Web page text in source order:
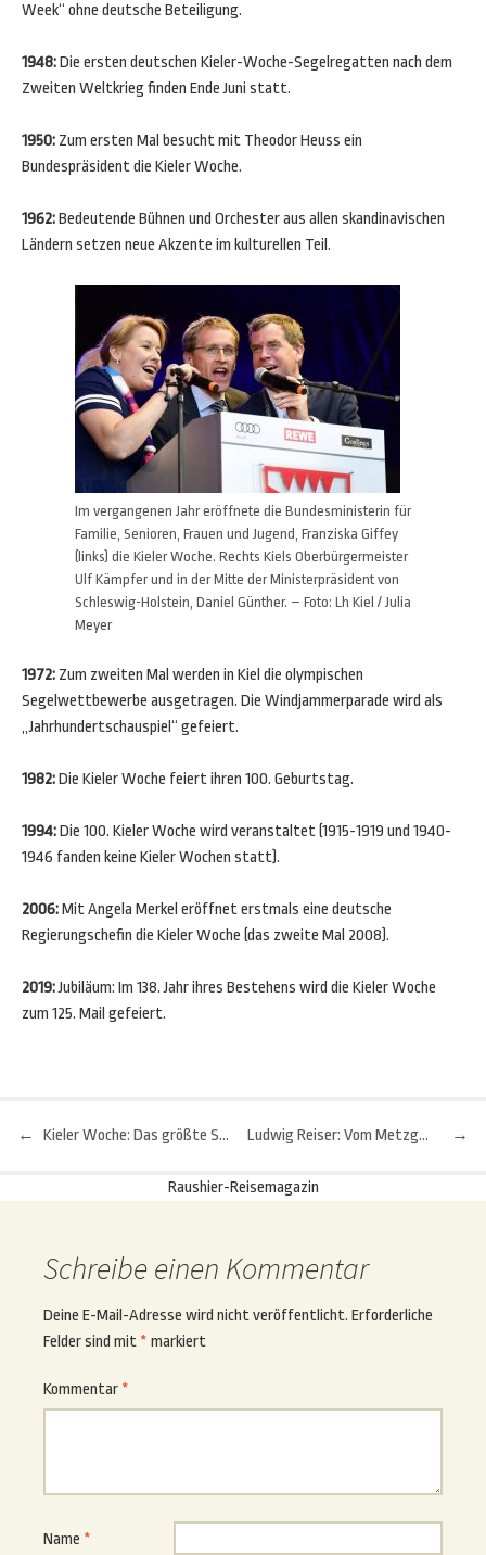
Week“ ohne deutsche Beteiligung.
1948:Die ersten deutschen Kieler-Woche-Segelregatten nach dem
Zweiten Weltkrieg finden Ende Juni statt.
1950: Zum ersten Mal besucht mit Theodor Heuss ein
Bundespräsident die Kieler Woche.
1962:Bedeutende Bühnen und Orchester aus allen skandinavischen
Ländern setzen neue Akzente im kulturellen Teil.
Im vergangenen Jahr eröffnete die Bundesministerin für
Familie, Senioren, Frauen und Jugend, Franziska Giffey
(links) die Kieler Woche. Rechts Kiels Oberbürgermeister
Ulf Kämpfer und in der Mitte der Ministerpräsident von
Schleswig-Holstein, Daniel Günther. – Foto: Lh Kiel / Julia
Meyer
1972: Zum zweiten Mal werden in Kiel die olympischen
Segelwettbewerbe ausgetragen. Die Windjammerparade wird als
„Jahrhundertschauspiel“ gefeiert.
1982:Die Kieler Woche feiert ihren 100. Geburtstag.
1994:Die 100. Kieler Woche wird veranstaltet (1915-1919 und 1940-
1946 fanden keine Kieler Wochen statt).
2006:Mit Angela Merkel eröffnet erstmals eine deutsche
Regierungschefin die Kieler Woche (das zweite Mal 2008).
2019:Jubiläum: Im 138. Jahr ihres Bestehens wird die Kieler Woche
zum 125. Mail gefeiert.
Beitragsnavigation
← Kieler Woche: Das größte Segelsportereignis der Welt – 2. Teil →
Ludwig Reiser: Vom Metzgermeister zum Krippenbauer
Raushier-Reisemagazin
Schreibe einen Kommentar
Deine E-Mail-Adresse wird nicht veröffentlicht. Erforderliche
Felder sind mit * markiert
Kommentar *
Name *